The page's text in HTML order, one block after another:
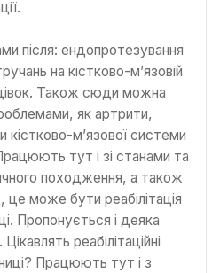
після: ендопротезування
на кістково-м’язовій
Також сюди можна
як артрити,
кістково-м’язової системи
тут і зі станами та
походження, а також
це може бути реабілітація
Пропонується і деяка
реабілітаційні
Працюють тут і з